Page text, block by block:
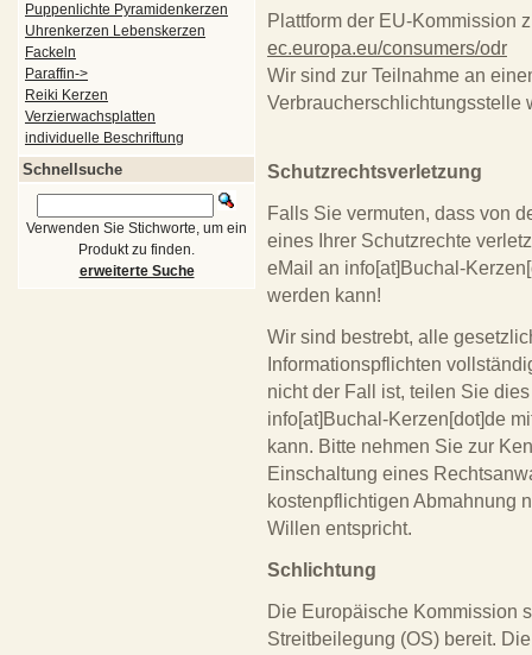
Plattform der EU-Kommission
ec.europa.eu/consumers/odr
Wir sind zur Teilnahme an
Verbraucherschlichtungsstelle
Schutzrechtsverletzung
Falls Sie vermuten, dass von
eines Ihrer Schutzrechte
eMail an info[at]Buchal-
werden kann!
Wir sind bestrebt, alle
Informationspflichten
nicht der Fall ist, teilen Sie
info[at]Buchal-Kerzen[dot]de
kann. Bitte nehmen Sie zur
Einschaltung eines
kostenpflichtigen Abmahnung
Willen entspricht.
Schlichtung
Die Europäische Kommission
Streitbeilegung (OS) bereit.
Puppenlichte Pyramidenkerzen
Uhrenkerzen Lebenskerzen
Fackeln
Paraffin->
Reiki Kerzen
Verzierwachsplatten
individuelle Beschriftung
Schnellsuche
Verwenden Sie Stichworte, um ein
Produkt zu finden.
erweiterte Suche